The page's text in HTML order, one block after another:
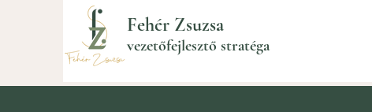
Fehér Zsuzsa
vezetőfejlesztő stratéga